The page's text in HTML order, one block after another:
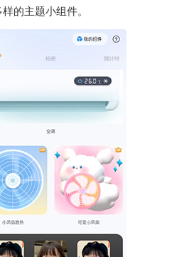
的主题小组件。